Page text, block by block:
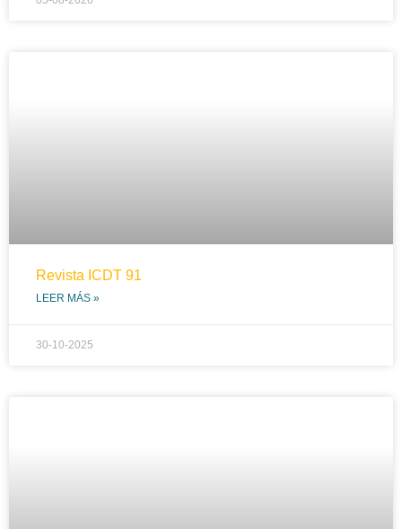
Revista ICDT 91
LEER MÁS »
30-10-2025